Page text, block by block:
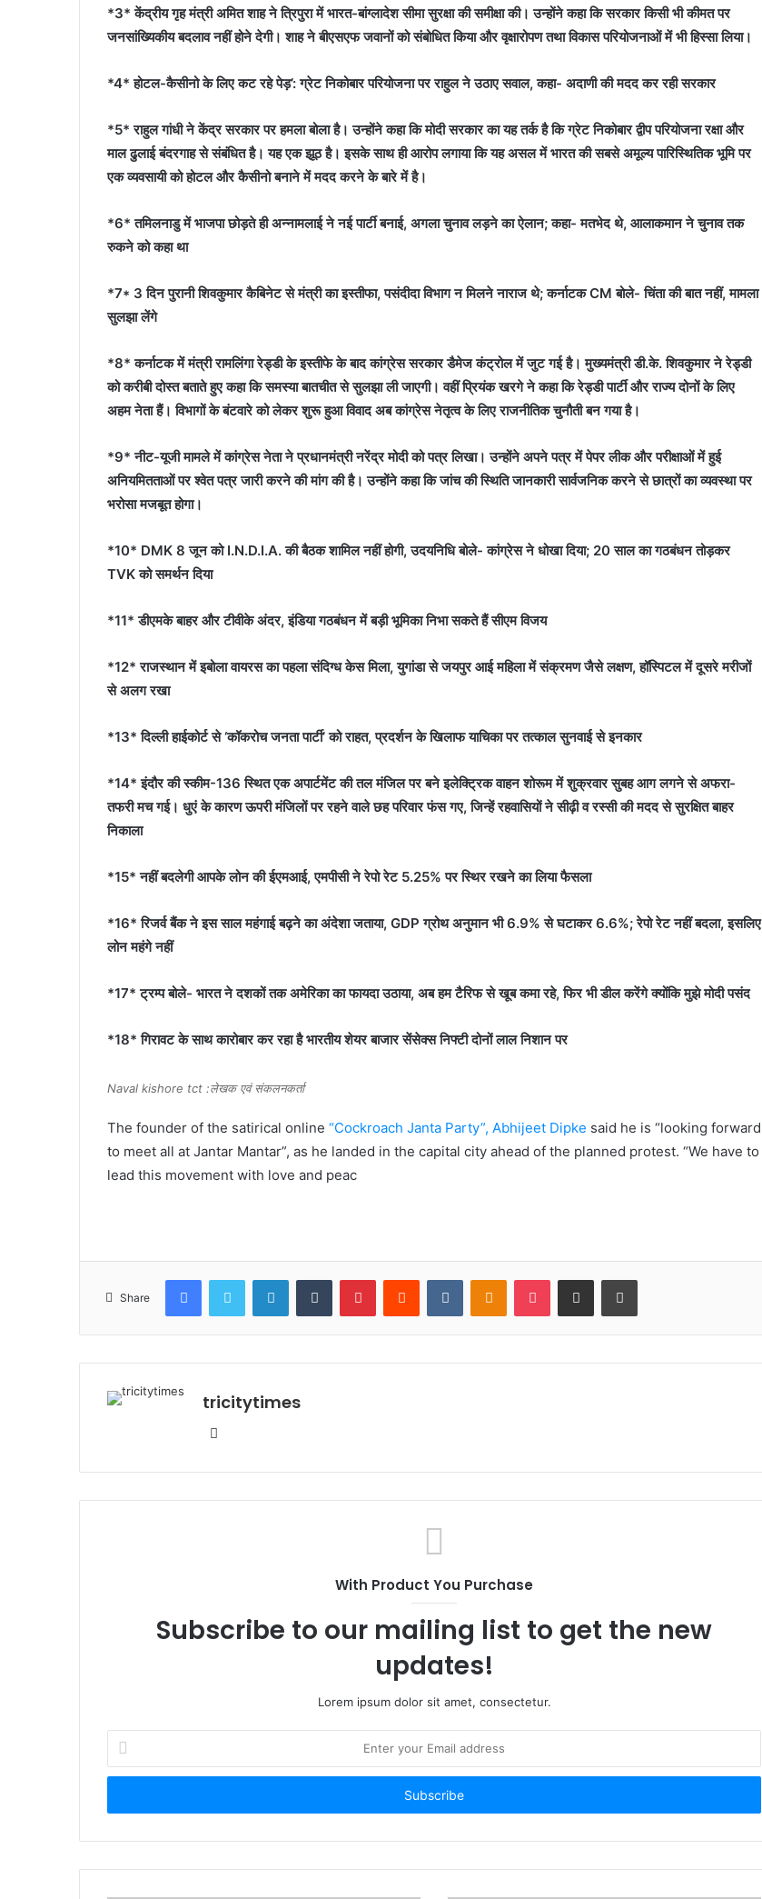
*3* केंद्रीय गृह मंत्री अमित शाह ने त्रिपुरा में भारत-बांग्लादेश सीमा सुरक्षा की समीक्षा की। उन्होंने कहा कि सरकार किसी भी कीमत पर
जनसांख्यिकीय बदलाव नहीं होने देगी। शाह ने बीएसएफ जवानों को संबोधित किया और वृक्षारोपण तथा विकास परियोजनाओं में भी हिस्सा लिया।
*4* होटल-कैसीनो के लिए कट रहे पेड़’: ग्रेट निकोबार परियोजना पर राहुल ने उठाए सवाल, कहा- अदाणी की मदद कर रही सरकार
*5* राहुल गांधी ने केंद्र सरकार पर हमला बोला है। उन्होंने कहा कि मोदी सरकार का यह तर्क है कि ग्रेट निकोबार द्वीप परियोजना रक्षा और
माल ढुलाई बंदरगाह से संबंधित है। यह एक झूठ है। इसके साथ ही आरोप लगाया कि यह असल में भारत की सबसे अमूल्य पारिस्थितिक भूमि पर
एक व्यवसायी को होटल और कैसीनो बनाने में मदद करने के बारे में है।
*6* तमिलनाडु में भाजपा छोड़ते ही अन्नामलाई ने नई पार्टी बनाई, अगला चुनाव लड़ने का ऐलान; कहा- मतभेद थे, आलाकमान ने चुनाव तक
रुकने को कहा था
*7* 3 दिन पुरानी शिवकुमार कैबिनेट से मंत्री का इस्तीफा, पसंदीदा विभाग न मिलने नाराज थे; कर्नाटक CM बोले- चिंता की बात नहीं, मामला
सुलझा लेंगे
*8* कर्नाटक में मंत्री रामलिंगा रेड्डी के इस्तीफे के बाद कांग्रेस सरकार डैमेज कंट्रोल में जुट गई है। मुख्यमंत्री डी.के. शिवकुमार ने रेड्डी
को करीबी दोस्त बताते हुए कहा कि समस्या बातचीत से सुलझा ली जाएगी। वहीं प्रियंक खरगे ने कहा कि रेड्डी पार्टी और राज्य दोनों के लिए
अहम नेता हैं। विभागों के बंटवारे को लेकर शुरू हुआ विवाद अब कांग्रेस नेतृत्व के लिए राजनीतिक चुनौती बन गया है।
*9* नीट-यूजी मामले में कांग्रेस नेता ने प्रधानमंत्री नरेंद्र मोदी को पत्र लिखा। उन्होंने अपने पत्र में पेपर लीक और परीक्षाओं में हुई
अनियमितताओं पर श्वेत पत्र जारी करने की मांग की है। उन्होंने कहा कि जांच की स्थिति जानकारी सार्वजनिक करने से छात्रों का व्यवस्था पर
भरोसा मजबूत होगा।
*10* DMK 8 जून को I.N.D.I.A. की बैठक शामिल नहीं होगी, उदयनिधि बोले- कांग्रेस ने धोखा दिया; 20 साल का गठबंधन तोड़कर
TVK को समर्थन दिया
*11* डीएमके बाहर और टीवीके अंदर, इंडिया गठबंधन में बड़ी भूमिका निभा सकते हैं सीएम विजय
*12* राजस्थान में इबोला वायरस का पहला संदिग्ध केस मिला, युगांडा से जयपुर आई महिला में संक्रमण जैसे लक्षण, हॉस्पिटल में दूसरे मरीजों
से अलग रखा
*13* दिल्ली हाईकोर्ट से ‘कॉकरोच जनता पार्टी’ को राहत, प्रदर्शन के खिलाफ याचिका पर तत्काल सुनवाई से इनकार
*14* इंदौर की स्कीम-136 स्थित एक अपार्टमेंट की तल मंजिल पर बने इलेक्ट्रिक वाहन शोरूम में शुक्रवार सुबह आग लगने से अफरा-
तफरी मच गई। धुएं के कारण ऊपरी मंजिलों पर रहने वाले छह परिवार फंस गए, जिन्हें रहवासियों ने सीढ़ी व रस्सी की मदद से सुरक्षित बाहर
निकाला
*15* नहीं बदलेगी आपके लोन की ईएमआई, एमपीसी ने रेपो रेट 5.25% पर स्थिर रखने का लिया फैसला
*16* रिजर्व बैंक ने इस साल महंगाई बढ़ने का अंदेशा जताया, GDP ग्रोथ अनुमान भी 6.9% से घटाकर 6.6%; रेपो रेट नहीं बदला, इसलिए
लोन महंगे नहीं
*17* ट्रम्प बोले- भारत ने दशकों तक अमेरिका का फायदा उठाया, अब हम टैरिफ से खूब कमा रहे, फिर भी डील करेंगे क्योंकि मुझे मोदी पसंद
*18* गिरावट के साथ कारोबार कर रहा है भारतीय शेयर बाजार सेंसेक्स निफ्टी दोनों लाल निशान पर
Naval kishore tct :लेखक एवं संकलनकर्ता
The founder of the satirical online “Cockroach Janta Party”, Abhijeet Dipke said he is “looking forward
to meet all at Jantar Mantar”, as he landed in the capital city ahead of the planned protest. “We have to
lead this movement with love and peac
Share
FacebookTwitter LinkedInTumblr PinterestReddit VKontakteOdnoklassniki
Pocket Share via Email Print
tricitytimes
Website
With Product You Purchase
Subscribe to our mailing list to get the new
updates!
Lorem ipsum dolor sit amet, consectetur.
your
Email